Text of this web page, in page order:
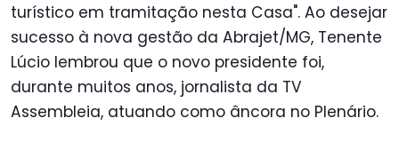
turístico em tramitação nesta Casa". Ao desejar
sucesso à nova gestão da Abrajet/MG, Tenente
Lúcio lembrou que o novo presidente foi,
durante muitos anos, jornalista da TV
Assembleia, atuando como âncora no Plenário.